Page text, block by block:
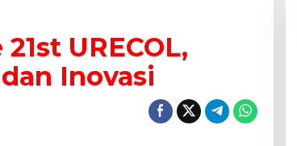
URECOL,
Inovasi